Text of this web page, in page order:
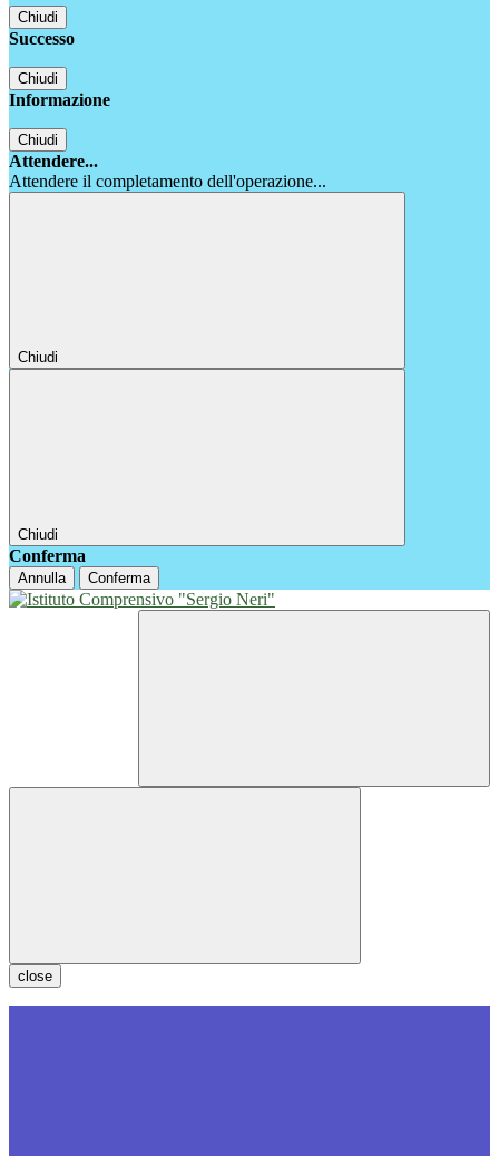
Chiudi
Successo
Chiudi
Informazione
Chiudi
Attendere...
Attendere il completamento dell'operazione...
Chiudi
Chiudi
Conferma
Annulla Conferma
close